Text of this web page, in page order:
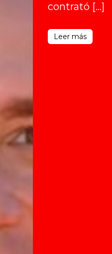
contrató […]
Leer más